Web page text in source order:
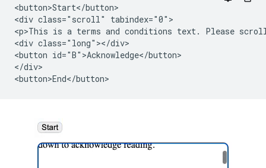
<button>Start</button>
<div class="scroll" tabindex="0">
<p>This is a terms and conditions text. Please scroll
<div class="long"></div>
<button id="B">Acknowledge</button>
</div>